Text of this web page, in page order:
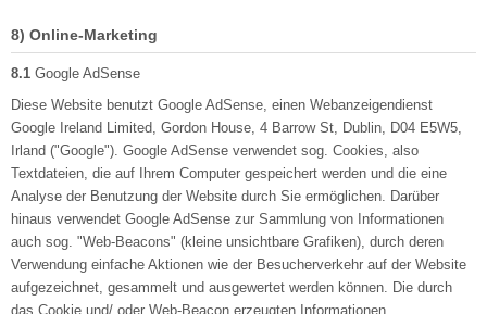
8) Online-Marketing
8.1 Google AdSense
Diese Website benutzt Google AdSense, einen Webanzeigendienst
Google Ireland Limited, Gordon House, 4 Barrow St, Dublin, D04 E5W5,
Irland ("Google"). Google AdSense verwendet sog. Cookies, also
Textdateien, die auf Ihrem Computer gespeichert werden und die eine
Analyse der Benutzung der Website durch Sie ermöglichen. Darüber
hinaus verwendet Google AdSense zur Sammlung von Informationen
auch sog. "Web-Beacons" (kleine unsichtbare Grafiken), durch deren
Verwendung einfache Aktionen wie der Besucherverkehr auf der Website
aufgezeichnet, gesammelt und ausgewertet werden können. Die durch
das Cookie und/ oder Web-Beacon erzeugten Informationen